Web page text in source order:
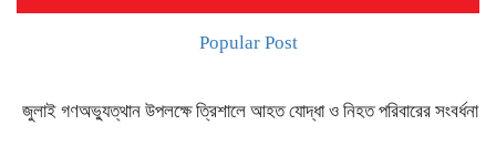
Popular Post
জুলাই গণঅভ্যুত্থান উপলক্ষে ত্রিশালে আহত যোদ্ধা ও নিহত পরিবারের সংবর্ধনা